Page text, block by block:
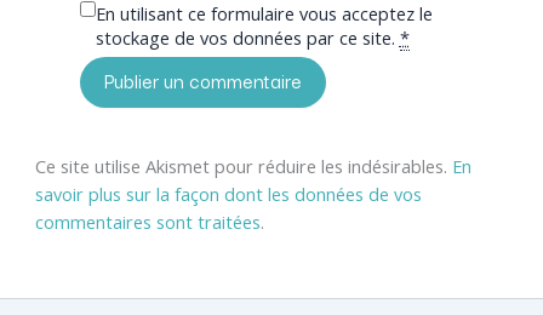
En utilisant ce formulaire vous acceptez le
stockage de vos données par ce site. *
Ce site utilise Akismet pour réduire les indésirables. En
savoir plus sur la façon dont les données de vos
commentaires sont traitées.